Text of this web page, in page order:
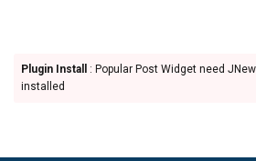
Plugin Install
: Popular Post Widget need
installed